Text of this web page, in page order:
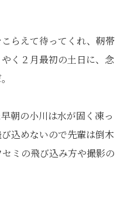
らえて待ってくれ、靭帯
く２月最初の土日に、念
朝の小川は水が固く凍っ
込めないので先輩は倒木
ミの飛び込み方や撮影の